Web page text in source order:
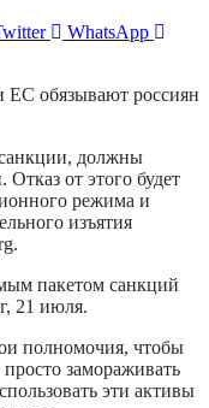
WhatsApp
должны
Отказ от этого будет
режима и
изъятия
пакетом санкций
21 июля.
полномочия, чтобы
замораживать
эти активы